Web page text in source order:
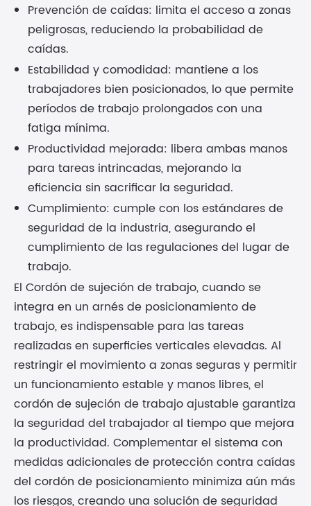
Prevención de caídas: limita el acceso a zonas
peligrosas, reduciendo la probabilidad de
caídas.
Estabilidad y comodidad: mantiene a los
trabajadores bien posicionados, lo que permite
períodos de trabajo prolongados con una
fatiga mínima.
Productividad mejorada: libera ambas manos
para tareas intrincadas, mejorando la
eficiencia sin sacrificar la seguridad.
Cumplimiento: cumple con los estándares de
seguridad de la industria, asegurando el
cumplimiento de las regulaciones del lugar de
trabajo.
El Cordón de sujeción de trabajo, cuando se
integra en un arnés de posicionamiento de
trabajo, es indispensable para las tareas
realizadas en superficies verticales elevadas. Al
restringir el movimiento a zonas seguras y permitir
un funcionamiento estable y manos libres, el
cordón de sujeción de trabajo ajustable garantiza
la seguridad del trabajador al tiempo que mejora
la productividad. Complementar el sistema con
medidas adicionales de protección contra caídas
del cordón de posicionamiento minimiza aún más
los riesgos, creando una solución de seguridad